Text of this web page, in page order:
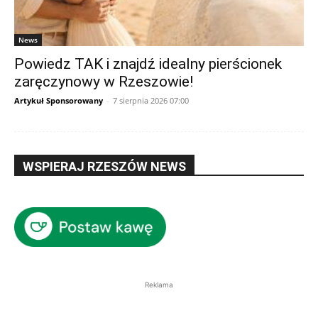
News
Powiedz TAK i znajdź idealny pierścionek
zaręczynowy w Rzeszowie!
Artykuł Sponsorowany - 7 sierpnia 2026 07:00
WSPIERAJ RZESZÓW NEWS
Reklama